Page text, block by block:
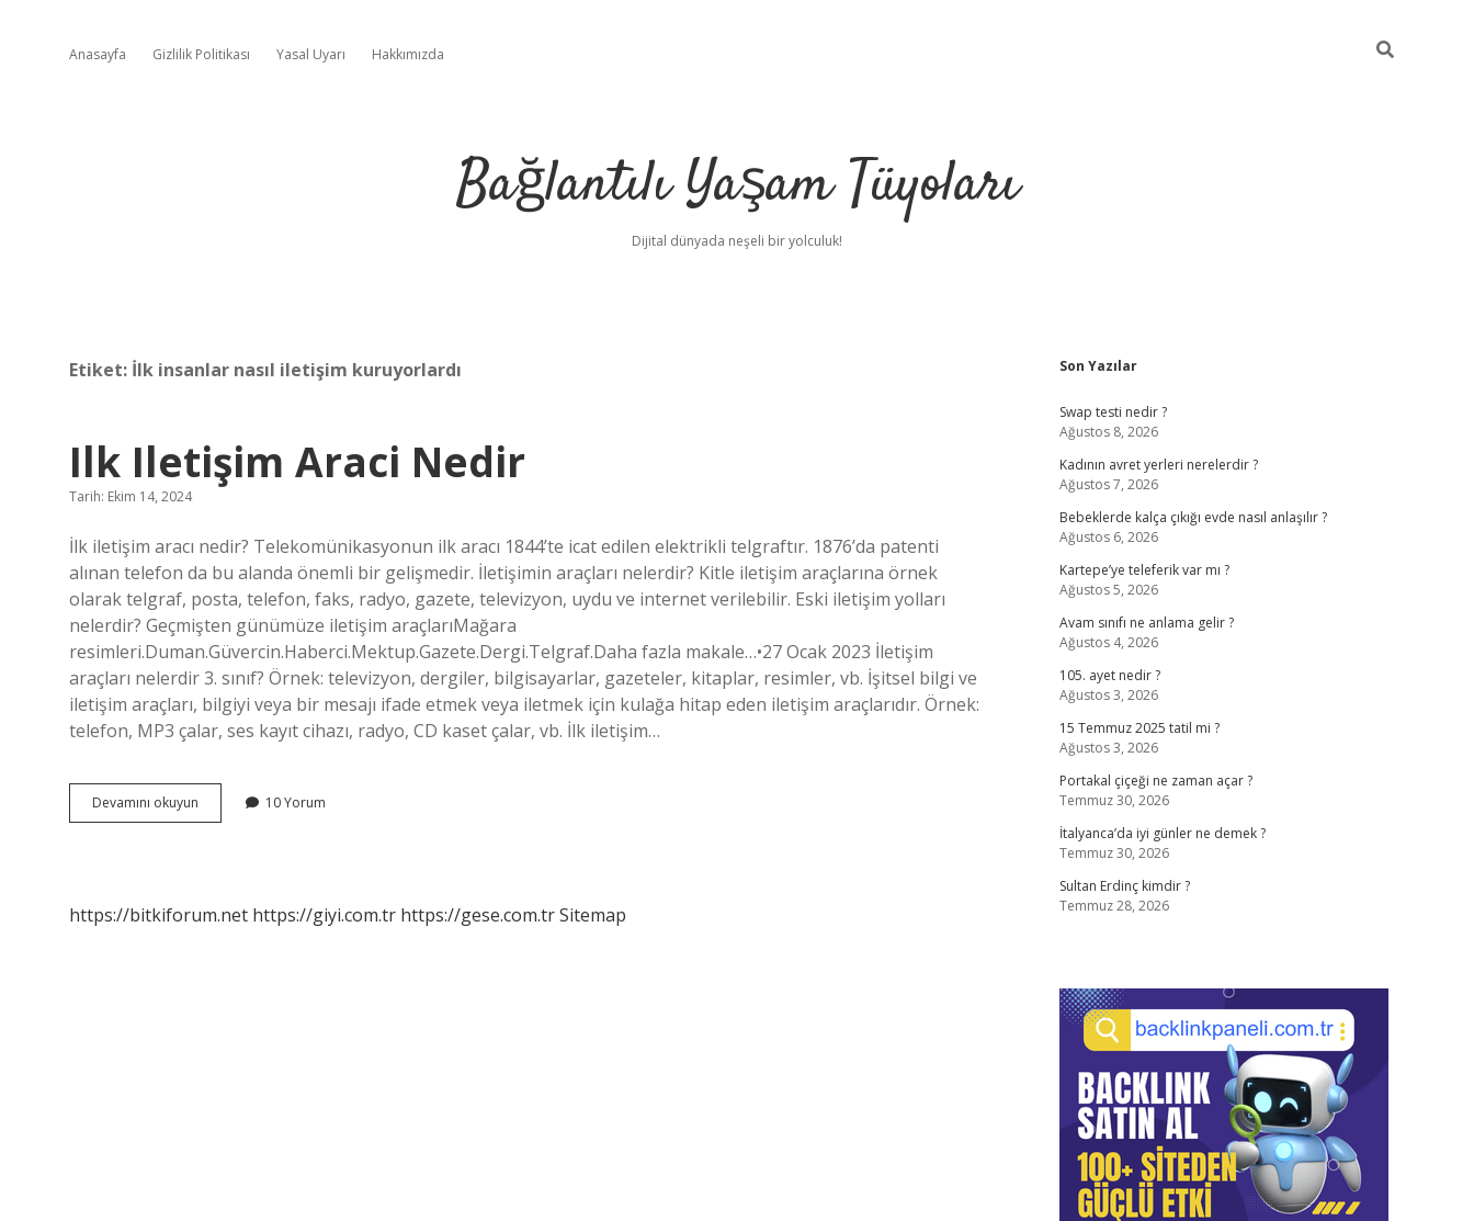
Anasayfa Gizlilik Politikası Yasal Uyarı Hakkımızda
Bağlantılı Yaşam Tüyoları
Dijital dünyada neşeli bir yolculuk!
Etiket: İlk insanlar nasıl iletişim kuruyorlardı
Ilk Iletişim Araci Nedir
Tarih: Ekim 14, 2024
İlk iletişim aracı nedir? Telekomünikasyonun ilk aracı 1844’te icat edilen elektrikli telgraftır. 1876’da patenti
alınan telefon da bu alanda önemli bir gelişmedir. İletişimin araçları nelerdir? Kitle iletişim araçlarına örnek
olarak telgraf, posta, telefon, faks, radyo, gazete, televizyon, uydu ve internet verilebilir. Eski iletişim yolları
nelerdir? Geçmişten günümüze iletişim araçlarıMağara
resimleri.Duman.Güvercin.Haberci.Mektup.Gazete.Dergi.Telgraf.Daha fazla makale…•27 Ocak 2023 İletişim
araçları nelerdir 3. sınıf? Örnek: televizyon, dergiler, bilgisayarlar, gazeteler, kitaplar, resimler, vb. İşitsel bilgi ve
iletişim araçları, bilgiyi veya bir mesajı ifade etmek veya iletmek için kulağa hitap eden iletişim araçlarıdır. Örnek:
telefon, MP3 çalar, ses kayıt cihazı, radyo, CD kaset çalar, vb. İlk iletişim…
Devamını okuyun
Iletişim
10 Yorum
https://bitkiforum.net https://giyi.com.tr https://gese.com.trSitemap
Sidebar
Son Yazılar
Swap testi nedir ?
Ağustos 8, 2026
Kadının avret yerleri nerelerdir ?
Ağustos 7, 2026
Bebeklerde kalça çıkığı evde nasıl anlaşılır ?
Ağustos 6, 2026
Kartepe’ye teleferik var mı ?
Ağustos 5, 2026
Avam sınıfı ne anlama gelir ?
Ağustos 4, 2026
105. ayet nedir ?
Ağustos 3, 2026
15 Temmuz 2025 tatil mi ?
Ağustos 3, 2026
Portakal çiçeği ne zaman açar ?
Temmuz 30, 2026
İtalyanca’da iyi günler ne demek ?
Temmuz 30, 2026
Sultan Erdinç kimdir ?
Temmuz 28, 2026